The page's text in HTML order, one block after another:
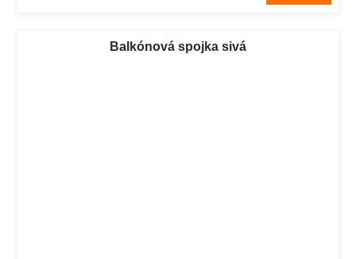
Balkónová spojka sivá